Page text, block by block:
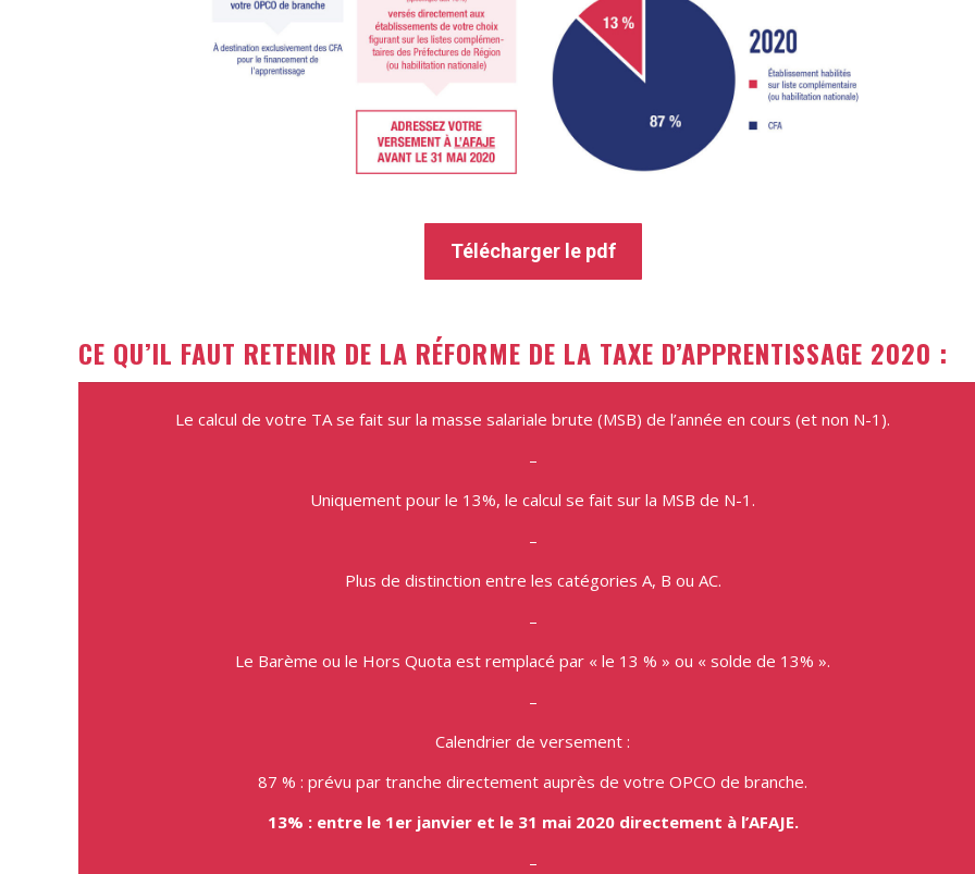
Télécharger le pdf
CE QU’IL FAUT RETENIR DE LA RÉFORME DE LA TAXE D’APPRENTISSAGE 2020 :
Le calcul de votre TA se fait sur la masse salariale brute (MSB) de l’année en cours (et non N-1).
–
Uniquement pour le 13%, le calcul se fait sur la MSB de N-1.
–
Plus de distinction entre les catégories A, B ou AC.
–
Le Barème ou le Hors Quota est remplacé par « le 13 % » ou « solde de 13% ».
–
Calendrier de versement :
87 % : prévu par tranche directement auprès de votre OPCO de branche.
13% : entre le 1er janvier et le 31 mai 2020 directement à l’AFAJE.
–